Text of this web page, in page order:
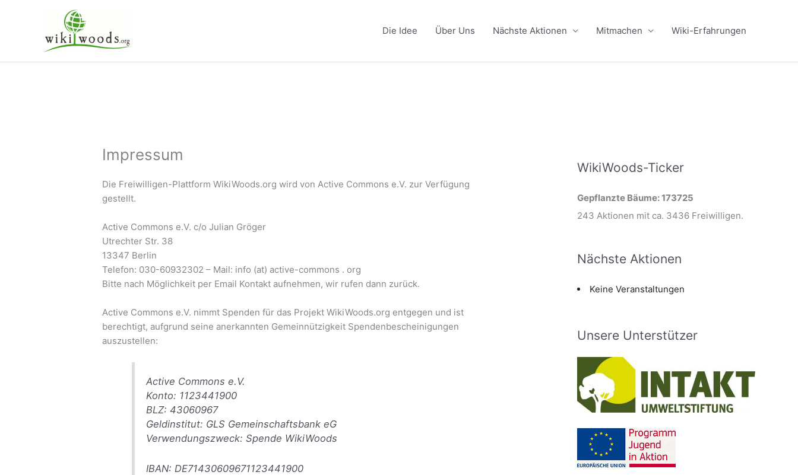
Die Idee Über Uns Nächste Aktionen Mitmachen Wiki-Erfahrungen
Impressum
Die Freiwilligen-Plattform WikiWoods.org wird von Active Commons e.V. zur Verfügung
gestellt.
Active Commons e.V. c/o Julian Gröger
Utrechter Str. 38
13347 Berlin
Telefon: 030-60932302 – Mail: info (at) active-commons . org
Bitte nach Möglichkeit per Email Kontakt aufnehmen, wir rufen dann zurück.
Active Commons e.V. nimmt Spenden für das Projekt WikiWoods.org entgegen und ist
berechtigt, aufgrund seine anerkannten Gemeinnützigkeit Spendenbescheinigungen
auszustellen:
Active Commons e.V.
Konto: 1123441900
BLZ: 43060967
Geldinstitut: GLS Gemeinschaftsbank eG
Verwendungszweck: Spende WikiWoods
IBAN: DE71430609671123441900
WikiWoods-Ticker
Gepflanzte Bäume: 173725
243 Aktionen mit ca. 3436 Freiwilligen.
Nächste Aktionen
Keine Veranstaltungen
Unsere Unterstützer